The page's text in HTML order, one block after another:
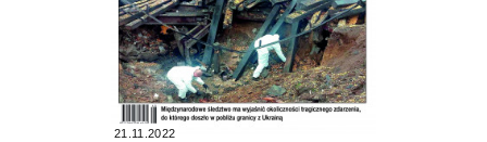
21.11.2022